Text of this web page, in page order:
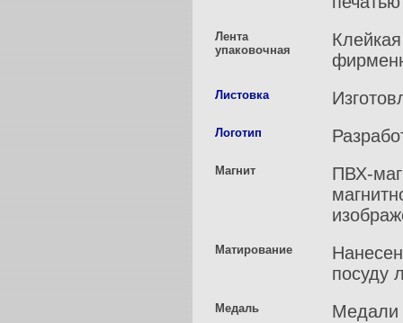
Лента
упаковочная
Листовка
Логотип
Магнит
ПВХ-
Матирование
посуду
Медаль Медали